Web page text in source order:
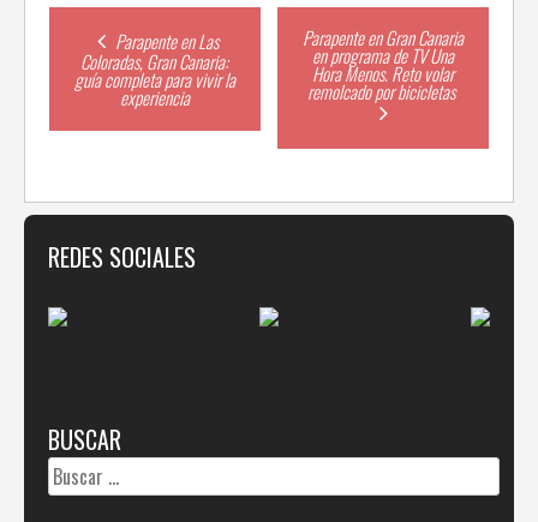
Post
navigation
Parapente en Las
Coloradas, Gran Canaria:
guía completa para vivir la
experiencia
Parapente en Gran Canaria
en programa de TV Una
Hora Menos. Reto volar
remolcado por bicicletas
REDES SOCIALES
BUSCAR
Buscar: